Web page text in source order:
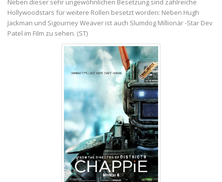
Neben dieser sehr ungewöhnlichen Besetzung sind zahlreiche
Hollywoodstars für weitere Rollen besetzt worden: Neben Hugh
Jackman und Sigourney Weaver ist auch Slumdog Millionär -Star Dev
Patel im Film zu sehen. (ST)